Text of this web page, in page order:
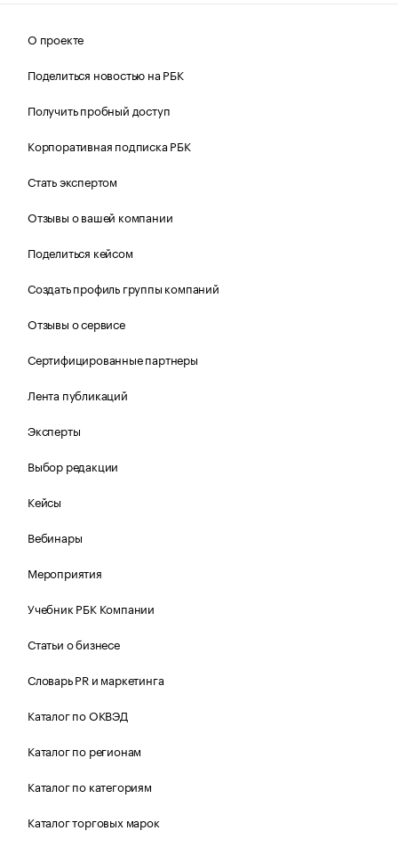
О проекте
Поделиться новостью на РБК
Получить пробный доступ
Корпоративная подписка РБК
Стать экспертом
Отзывы о вашей компании
Поделиться кейсом
Создать профиль группы компаний
Отзывы о сервисе
Сертифицированные партнеры
Лента публикаций
Эксперты
Выбор редакции
Кейсы
Вебинары
Мероприятия
Учебник РБК Компании
Статьи о бизнесе
Словарь PR и маркетинга
Каталог по ОКВЭД
Каталог по регионам
Каталог по категориям
Каталог торговых марок